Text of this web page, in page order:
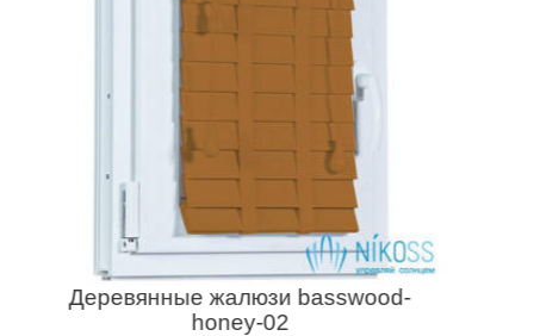
Деревянные жалюзи basswood-
honey-02